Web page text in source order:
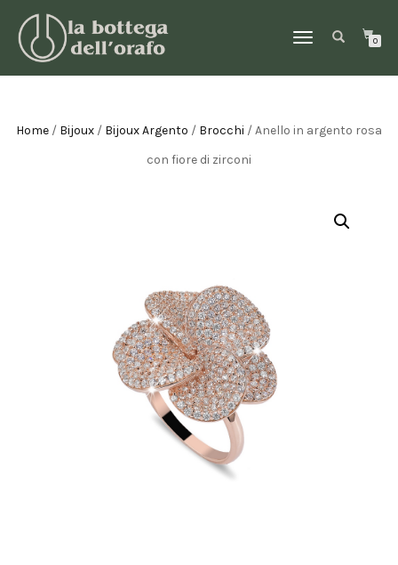
NAVIGAZIONE
0
Home / Bijoux / Bijoux Argento / Brocchi / Anello in argento rosa
con fiore di zirconi